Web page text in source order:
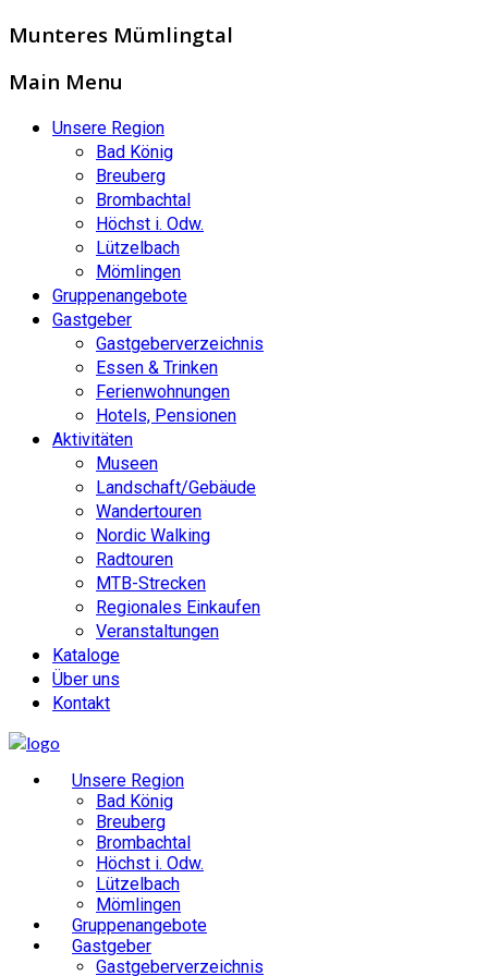
Munteres Mümlingtal
Main Menu
Unsere Region
Bad König
Breuberg
Brombachtal
Höchst i. Odw.
Lützelbach
Mömlingen
Gruppenangebote
Gastgeber
Gastgeberverzeichnis
Essen & Trinken
Ferienwohnungen
Hotels, Pensionen
Aktivitäten
Museen
Landschaft/Gebäude
Wandertouren
Nordic Walking
Radtouren
MTB-Strecken
Regionales Einkaufen
Veranstaltungen
Kataloge
Über uns
Kontakt
Unsere Region
Bad König
Breuberg
Brombachtal
Höchst i. Odw.
Lützelbach
Mömlingen
Gruppenangebote
Gastgeber
Gastgeberverzeichnis